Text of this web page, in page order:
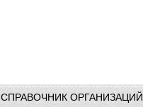
СПРАВОЧНИК ОРГАНИЗАЦИЙ